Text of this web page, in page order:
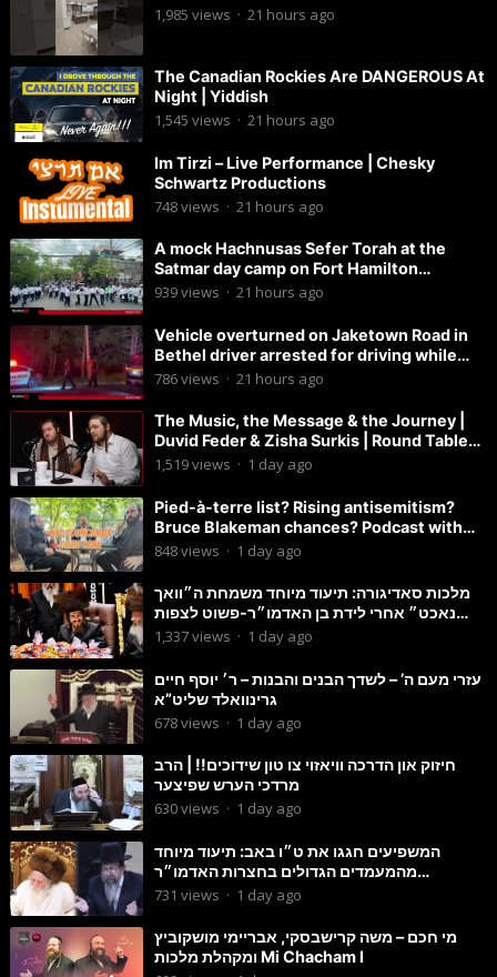
1,985 views · 21 hours ago
The Canadian Rockies Are DANGEROUS At
Night | Yiddish
1,545 views · 21 hours ago
Im Tirzi – Live Performance | Chesky
Schwartz Productions
748views · 21 hours ago
A mock Hachnusas Sefer Torah at the
Satmar day camp on Fort Hamilton
Parkway.
939views · 21 hours ago
Vehicle overturned on Jaketown Road in
Bethel driver arrested for driving while
intoxicated.
786views · 21 hours ago
The Music, the Message & the Journey |
Duvid Feder & Zisha Surkis | Round Table
#11
1,519views · 1 day ago
Pied-à-terre list? Rising antisemitism?
Bruce Blakeman chances? Podcast with
Councilman David Carr!
848views · 1 day ago
מלכות סאדיגורה: תיעוד מיוחד משמחת ה״וואך
נאכט״ אחרי לידת בן האדמו״ר-פשוט לצפות
ולהנות
1,337views · 1 day ago
עזרי מעם ה’ – לשדך הבנים והבנות – ר׳ יוסף חיים
גרינוואלד שליט”א
678views · 1 day ago
חיזוק און הדרכה וויאזוי צו טון שידוכים!! | הרב
מרדכי הערש שפיצער
630views · 1 day ago
המשפיעים חגגו את ט״ו באב: תיעוד מיוחד
מהמעמדים הגדולים בחצרות האדמו״ר
מסטוטשין והגרי״מ מורגשטרן
731 views · 1 day ago
מי חכם – משה קרישבסקי, אבריימי מושקוביץ
ומקהלת מלכות Mi Chacham I